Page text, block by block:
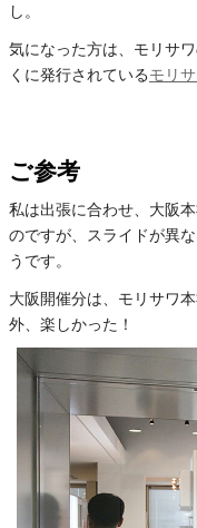
し。
気になった方は、モリサ
くに発行されているモリ
ご参考
私は出張に合わせ、大阪
のですが、スライドが異
うです。
大阪開催分は、モリサワ
外、楽しかった！